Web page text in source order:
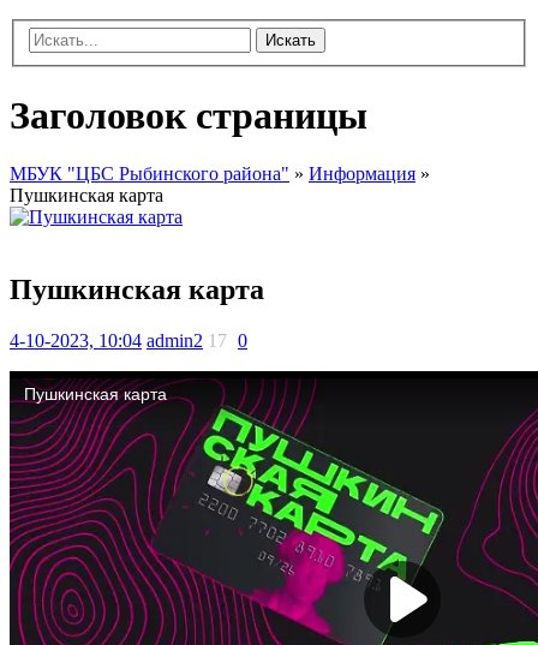
Искать
Заголовок страницы
МБУК "ЦБС Рыбинского района" » Информация »
Пушкинская карта
Пушкинская карта
4-10-2023, 10:04 admin2 17 0